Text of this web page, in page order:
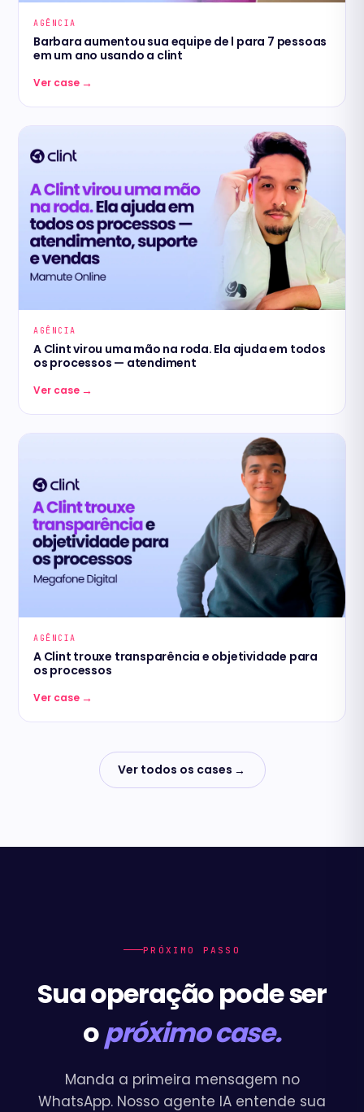
AGÊNCIA
Barbara aumentou sua equipe de l para 7 pessoas
em um ano usando a clint
Ver case →
AGÊNCIA
A Clint virou uma mão na roda. Ela ajuda em todos
os processos — atendiment
Ver case →
AGÊNCIA
A Clint trouxe transparência e objetividade para
os processos
Ver case →
Ver todos os cases →
PRÓXIMO PASSO
Sua operação pode ser
opróximo case.
Manda a primeira mensagem no
WhatsApp. Nosso agente IA entende sua